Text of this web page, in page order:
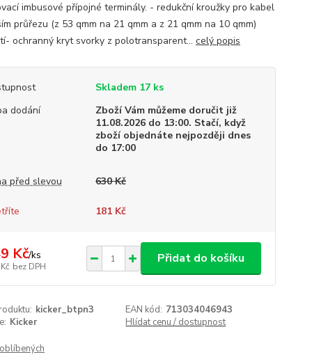
imbusové přípojné terminály. - redukční kroužky pro kabel
průřezu (z 53 qmm na 21 qmm a z 21 qmm na 10 qmm)
ochranný kryt svorky z polotransparent... celý popis
Skladem 17 ks
dodání
Zboží Vám můžeme doručit již
11.08.2026 do 13:00. Stačí, když
zboží objednáte nejpozději dnes
do 17:00
před slevou 630 Kč
181 Kč
Kč/ks
bez DPH
Přidat do košíku
kicker_btpn3 EAN kód: 713034046943
Kicker Hlídat cenu / dostupnost